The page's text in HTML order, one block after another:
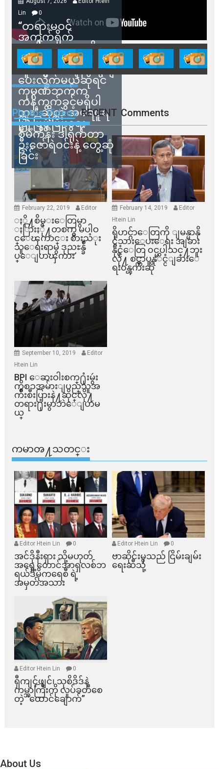
Lin
0
“တရားမဝင်
အကွက်ရိုက်
ရောင်းချမှုတွေကို
သက်ဆိုင်ရာတာဝန်ရှိ
သူတွေက ဂရန်တွေချ
ပေးလိုက်မယ်ဆိုရင်
ကုမ္ပဏီဘက်က
ကန့်ကွက်ခွင့်မရှိပါ
ဘူး” ဆိုတဲ့ အမရပူရ
မြို့ပြဖွံ့ဖြိုးရေး
စီမံကိန်း ဒါရိုက်တာ
ဦးဇော်ရဲဝင်းနဲ့ တွေ့ဆုံ
ခြင်း
Photos Videos RECENT Comments
February 22, 2019 Editor
ႏို႔စိမ္းေတြမွာ
ႏြားႏို႔တစက္မွ မပါဝ
င္ေၾကာင္း စားသံုး
သူေရးရာမွ ဒုညႊန္ခ်ဳ
ပ္ေျပာၾကား
February 14, 2019
Editor
Htein Lin
ရိုဟင္ဂ်ာေတြကို ျမန္မာနို
င္ငံသားေပးေရး အျခား
နိုင္ငံေတြ ၀င္မပါသင္႔ဘူး
လို႔ စင္ကာပူနုိင္ငံျခားေ
ရး၀န္ၾကီးဆို
September 10, 2019
Editor
Htein Lin
BPI ​ေဆးဝါးစက္​႐ုံးမွဴး
ကိစၥအမ်ားျပည္​သူအ
က်ိဳးစီးပြားနဲ႔ဆိုင္​လို႔
တရား႐ုံးမွာဘဲေျပာမ
ယ္​
ကမာၻ႔သတင္း
Editor Htein Lin 0
အင်ဒိုနီးရှား သို့မဟုတ်
အရှေ့တောင်အာရှလစ်ဘ
ရယ်ဒီမိုကရေစီ ရဲ့
အမှတ်အသား
Editor Htein Lin 0
ဗာဆိုင်းမှသည် ငြိမ်းချမ်း
ရေးဆီသို့
Editor Htein Lin 0
ရှီကျင့်ဖျင်၊ သုစိဒိဒ်နဲ့
ကမ္ဘာကြီးကို လှုပ်ခတ်စေ
တဲ့ “ထောင်ချောက်”
About Us